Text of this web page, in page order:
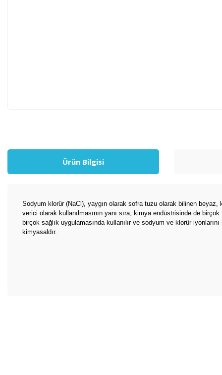
Ürün Bilgisi
Sodyum klorür (NaCl), yaygın olarak sofra tuzu olarak bilinen
verici olarak kullanılmasının yanı sıra, kimya endüstrisinde de
birçok sağlık uygulamasında kullanılır ve sodyum ve klorür
kimyasaldır.